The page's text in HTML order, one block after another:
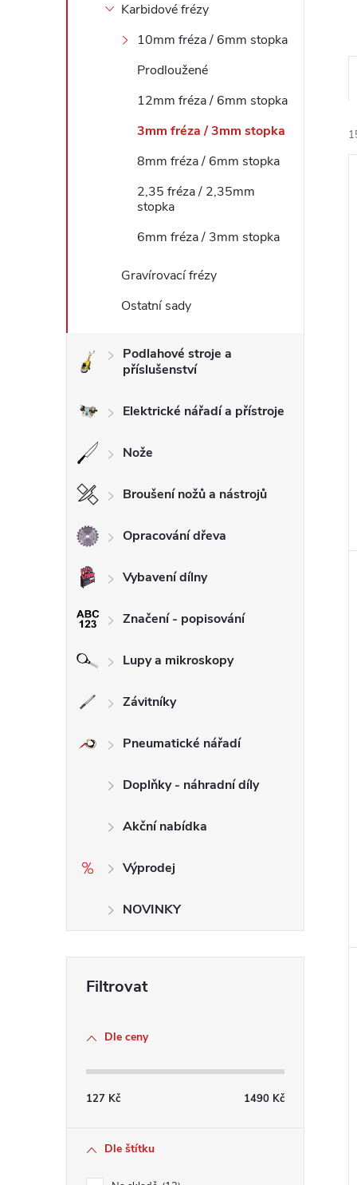
Karbidové frézy
10mm fréza / 6mm stopka
Prodloužené
12mm fréza / 6mm stopka
3mm fréza / 3mm stopka
8mm fréza / 6mm stopka
2,35 fréza / 2,35mm
stopka
6mm fréza / 3mm stopka
Gravírovací frézy
Ostatní sady
Podlahové stroje a
příslušenství
Elektrické nářadí a přístroje
Nože
Broušení nožů a nástrojů
Opracování dřeva
Vybavení dílny
Značení - popisování
Lupy a mikroskopy
Závitníky
Pneumatické nářadí
Doplňky - náhradní díly
Akční nabídka
Výprodej
NOVINKY
Dle ceny
127 Kč 1490 Kč
Dle štítku
a